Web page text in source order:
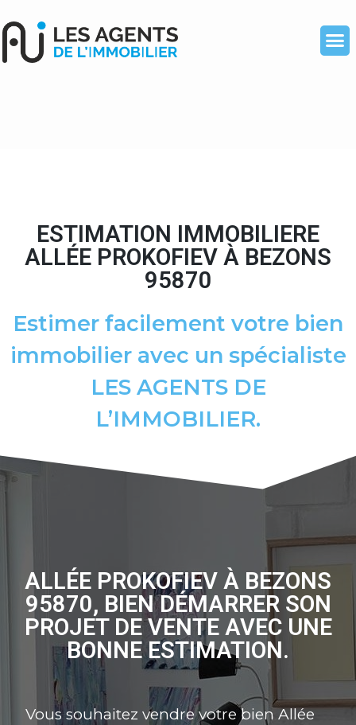
ESTIMATION IMMOBILIERE
ALLÉE PROKOFIEV À BEZONS
95870
Estimer facilement votre bien
immobilier avec un spécialiste
LES AGENTS DE
L’IMMOBILIER.
ALLÉE PROKOFIEV À BEZONS
95870, BIEN DÉMARRER SON
PROJET DE VENTE AVEC UNE
BONNE ESTIMATION.
Vous souhaitez vendre votre bien Allée